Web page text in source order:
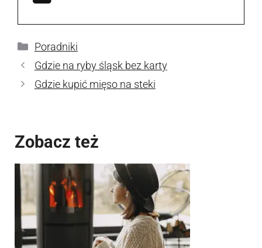
Kategorie
Poradniki
Gdzie na ryby śląsk bez karty
Gdzie kupić mięso na steki
Zobacz też